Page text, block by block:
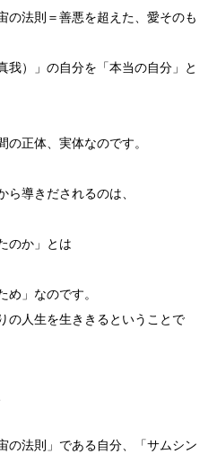
の法則＝善悪を超えた、愛そのも
我）」の自分を「本当の自分」と
正体、実体なのです。
ら導きだされるのは、
のか」とは
め」なのです。
の人生を生ききるということで
の法則」である自分、「サムシン